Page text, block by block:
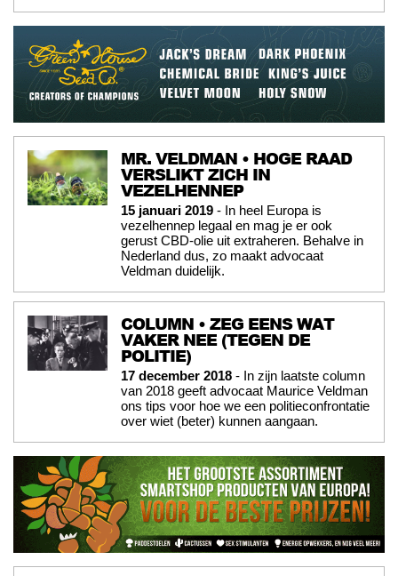
MR. VELDMAN • HOGE RAAD
VERSLIKT ZICH IN
VEZELHENNEP
15 januari 2019 - In heel Europa is
vezelhennep legaal en mag je er ook
gerust CBD-olie uit extraheren. Behalve in
Nederland dus, zo maakt advocaat
Veldman duidelijk.
COLUMN • ZEG EENS WAT
VAKER NEE (TEGEN DE
POLITIE)
17 december 2018 - In zijn laatste column
van 2018 geeft advocaat Maurice Veldman
ons tips voor hoe we een politieconfrontatie
over wiet (beter) kunnen aangaan.